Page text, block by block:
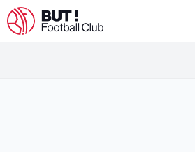
Aller
au